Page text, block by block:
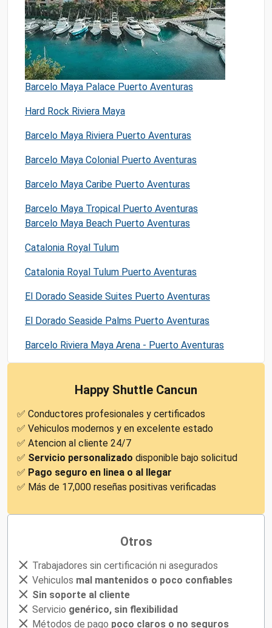
Barcelo Maya Palace Puerto Aventuras
Hard Rock Riviera Maya
Barcelo Maya Riviera Puerto Aventuras
Barcelo Maya Colonial Puerto Aventuras
Barcelo Maya Caribe Puerto Aventuras
Barcelo Maya Tropical Puerto Aventuras
Barcelo Maya Beach Puerto Aventuras
Catalonia Royal Tulum
Catalonia Royal Tulum Puerto Aventuras
El Dorado Seaside Suites Puerto Aventuras
El Dorado Seaside Palms Puerto Aventuras
Barcelo Riviera Maya Arena - Puerto Aventuras
Happy Shuttle Cancun
✅ Conductores profesionales y certificados
✅ Vehiculos modernos y en excelente estado
✅ Atencion al cliente 24/7
✅ Servicio personalizado disponible bajo solicitud
✅ Pago seguro en linea o al llegar
✅ Más de 17,000 reseñas positivas verificadas
Otros
Trabajadores sin certificación ni asegurados
Vehiculos mal mantenidos o poco confiables
Sin soporte al cliente
Servicio genérico, sin flexibilidad
Métodos de pago poco claros o no seguros